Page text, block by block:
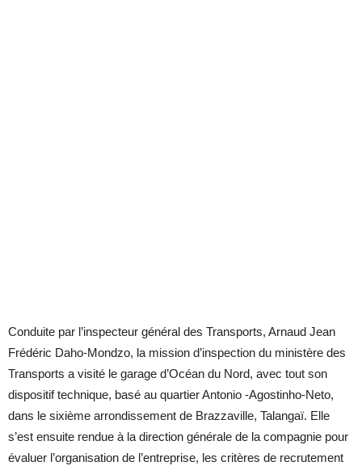
Conduite par l’inspecteur général des Transports, Arnaud Jean
Frédéric Daho-Mondzo, la mission d’inspection du ministère des
Transports a visité le garage d’Océan du Nord, avec tout son
dispositif technique, basé au quartier Antonio -Agostinho-Neto,
dans le sixième arrondissement de Brazzaville, Talangaï. Elle
s’est ensuite rendue à la direction générale de la compagnie pour
évaluer l’organisation de l’entreprise, les critères de recrutement